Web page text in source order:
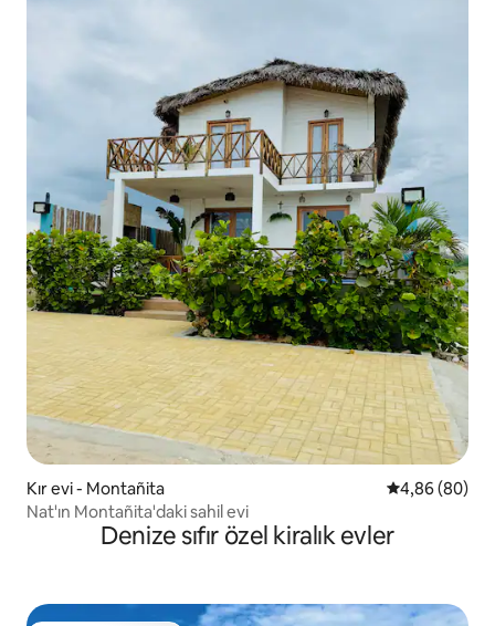
Kır evi - Montañita 5 üzerinden
4,86 (80)
Nat'ın Montañita'daki sahil evi
Denize sıfır özel kiralık evler